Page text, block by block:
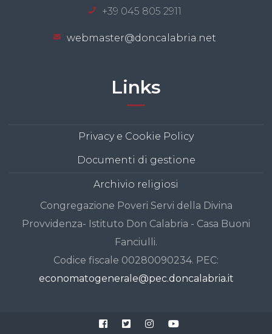
+39 045 805 2911
webmaster@doncalabria.net
Links
Privacy e Cookie Policy
Documenti di gestione
Archivio religiosi
Congregazione Poveri Servi della Divina
Provvidenza- Istituto Don Calabria - Casa Buoni
Fanciulli.
Codice fiscale 00280090234. PEC:
economatogenerale@pec.doncalabria.it